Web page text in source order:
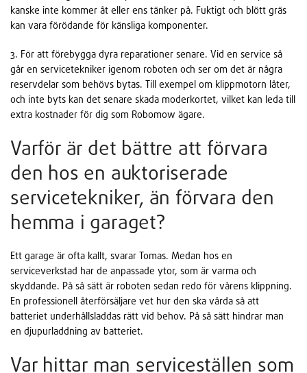
kanske inte kommer åt eller ens tänker på. Fuktigt och blött gräs
kan vara förödande för känsliga komponenter.
3. För att förebygga dyra reparationer senare. Vid en service så
går en servicetekniker igenom roboten och ser om det är några
reservdelar som behövs bytas. Till exempel om klippmotorn låter,
och inte byts kan det senare skada moderkortet, vilket kan leda till
extra kostnader för dig som Robomow ägare.
Varför är det bättre att förvara
den hos en auktoriserade
servicetekniker, än förvara den
hemma i garaget?
Ett garage är ofta kallt, svarar Tomas. Medan hos en
serviceverkstad har de anpassade ytor, som är varma och
skyddande. På så sätt är roboten sedan redo för vårens klippning.
En professionell återförsäljare vet hur den ska vårda så att
batteriet underhållsladdas rätt vid behov. På så sätt hindrar man
en djupurladdning av batteriet.
Var hittar man serviceställen som